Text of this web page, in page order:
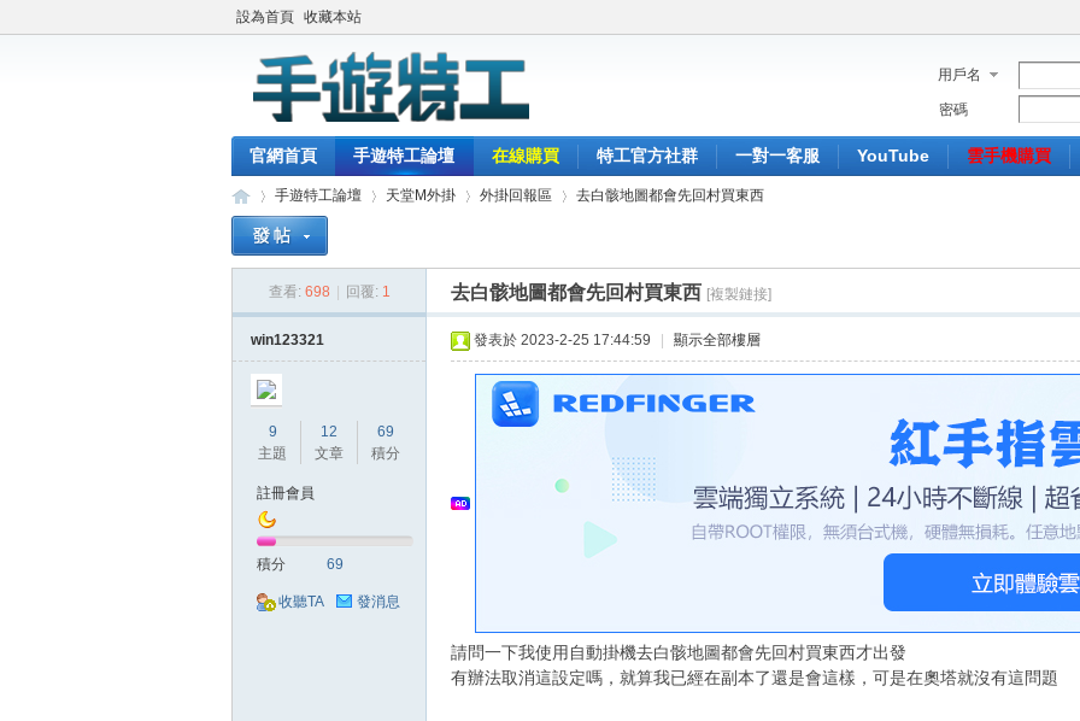
設為首頁 收藏本站
用戶名
密碼
官網首頁 手遊特工論壇 在線購買 特工官方社群 一對一客服 YouTube 雲手機購買
手遊特工論壇
›
天堂M外掛
›
外掛回報區
›
去白骸地圖都會先回村買東西
查看: 698 回覆: 1 去白骸地圖都會先回村買東西 [複製鏈接]
win123321
9
主題
12
文章
69
積分
註冊會員
積分 69
收聽TA 發消息
發表於 2023-2-25 17:44:59 顯示全部樓層
請問一下我使用自動掛機去白骸地圖都會先回村買東西才出發
有辦法取消這設定嗎，就算我已經在副本了還是會這樣，可是在奧塔就沒有這問題